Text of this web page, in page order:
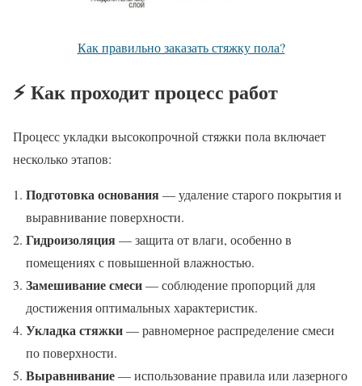
Как правильно заказать стяжку пола?
⚡ Как проходит процесс работ
Процесс укладки высокопрочной стяжки пола включает
несколько этапов:
Подготовка основания— удаление старого покрытия и
выравнивание поверхности.
Гидроизоляция— защита от влаги, особенно в
помещениях с повышенной влажностью.
Замешивание смеси— соблюдение пропорций для
достижения оптимальных характеристик.
Укладка стяжки— равномерное распределение смеси
по поверхности.
Выравнивание— использование правила или лазерного